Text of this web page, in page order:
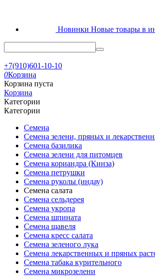
Новинки Новые товары в
+7(910)601-10-10
0Корзина
Корзина пуста
Корзина
Категории
Категории
Семена
Семена зелени, пряных и
Семена базилика
Семена зелени для питомцев
Семена кориандра (Кинза)
Семена петрушки
Семена руколы (индау)
Семена салата
Семена сельдерея
Семена укропа
Семена шпината
Семена щавеля
Семена кресс салата
Семена зеленого лука
Семена лекарственных и пряных
Семена табака курительного
Семена микрозелени